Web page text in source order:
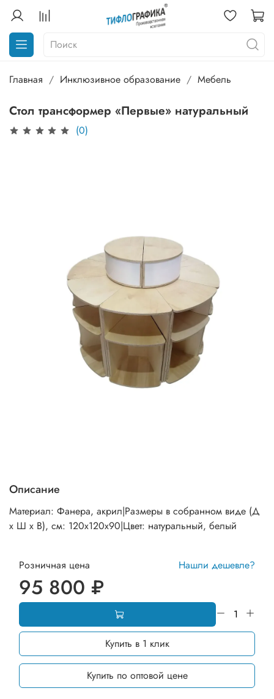
Главная Инклюзивное образование Мебель
Стол трансформер «Первые» натуральный
(0)
Описание
Материал: Фанера, акрил|Размеры в собранном виде (Д
х Ш х В), см: 120х120х90|Цвет: натуральный, белый
Розничная цена Нашли дешевле?
95 800 ₽
Купить в 1 клик
Купить по оптовой цене